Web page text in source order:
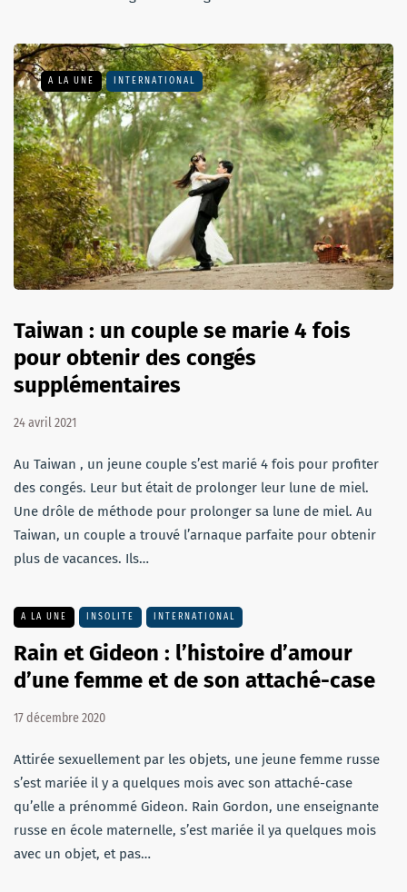
A LA UNE INTERNATIONAL
Taiwan : un couple se marie 4 fois
pour obtenir des congés
supplémentaires
24 avril 2021
Au Taiwan , un jeune couple s’est marié 4 fois pour profiter
des congés. Leur but était de prolonger leur lune de miel.
Une drôle de méthode pour prolonger sa lune de miel. Au
Taiwan, un couple a trouvé l’arnaque parfaite pour obtenir
plus de vacances. Ils…
A LA UNE INSOLITE INTERNATIONAL
Rain et Gideon : l’histoire d’amour
d’une femme et de son attaché-case
17 décembre 2020
Attirée sexuellement par les objets, une jeune femme russe
s’est mariée il y a quelques mois avec son attaché-case
qu’elle a prénommé Gideon. Rain Gordon, une enseignante
russe en école maternelle, s’est mariée il ya quelques mois
avec un objet, et pas…